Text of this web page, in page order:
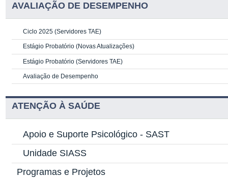
AVALIAÇÃO DE DESEMPENHO
Ciclo 2025 (Servidores TAE)
Estágio Probatório (Novas Atualizações)
Estágio Probatório (Servidores TAE)
Avaliação de Desempenho
ATENÇÃO À SAÚDE
Apoio e Suporte Psicológico - SAST
Unidade SIASS
Programas e Projetos